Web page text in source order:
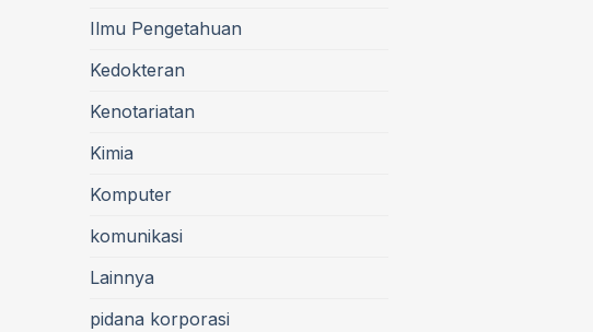
Ilmu Pengetahuan
Kedokteran
Kenotariatan
Kimia
Komputer
komunikasi
Lainnya
pidana korporasi